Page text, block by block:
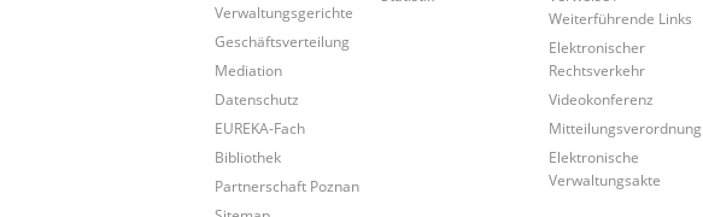
Verwaltungsgerichte
Geschäftsverteilung
Mediation
Datenschutz
EUREKA-Fach
Bibliothek
Partnerschaft Poznan
Weiterführende Links
Elektronischer
Rechtsverkehr
Videokonferenz
Mitteilungsverordnung
Elektronische
Verwaltungsakte